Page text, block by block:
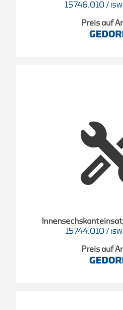
15746.010 /
Preis auf
15744.010 /
Preis auf